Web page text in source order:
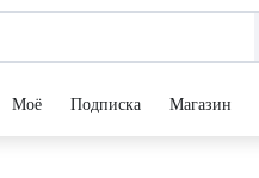
Моё Подписка Магазин